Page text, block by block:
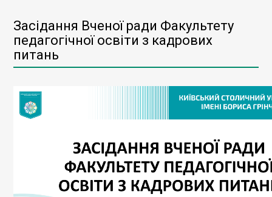
Засідання Вченої ради Факультету
педагогічної освіти з кадрових
питань